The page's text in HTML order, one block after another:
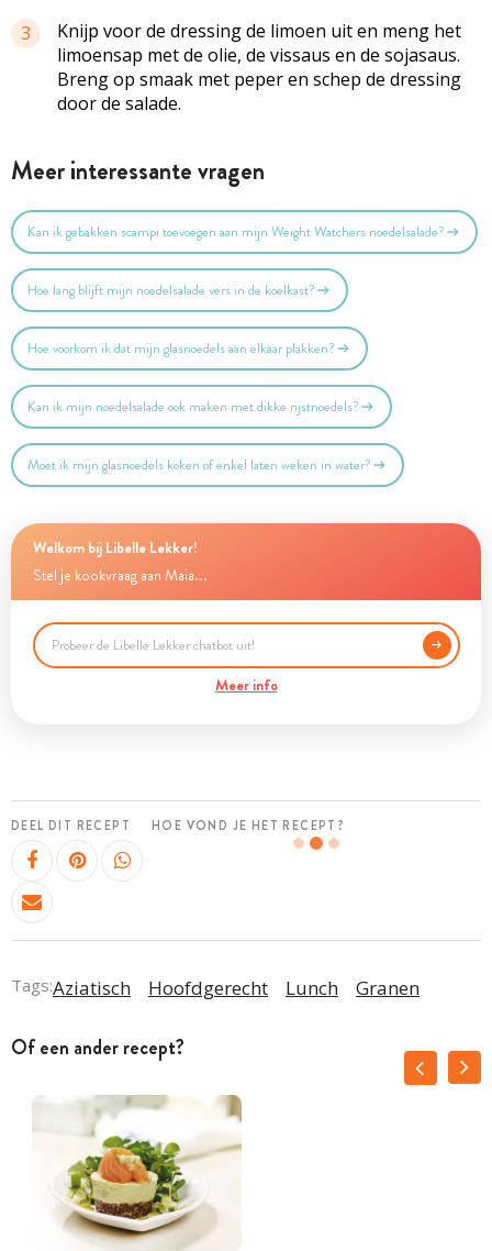
3
Knijp voor de dressing de limoen uit en meng het
limoensap met de olie, de vissaus en de sojasaus.
Breng op smaak met peper en schep de dressing
door de salade.
Meer interessante vragen
Kan ik gebakken scampi toevoegen aan mijn Weight Watchers noedelsalade?
Hoe lang blijft mijn noedelsalade vers in de koelkast?
Hoe voorkom ik dat mijn glasnoedels aan elkaar plakken?
Kan ik mijn noedelsalade ook maken met dikke rijstnoedels?
Moet ik mijn glasnoedels koken of enkel laten weken in water?
Welkom bij Libelle Lekker!
Stel je kookvraag aan Maia...
Meer info
DEEL DIT RECEPT HOE VOND JE HET RECEPT?
Tags:Aziatisch Hoofdgerecht Lunch Granen
Of een ander recept?